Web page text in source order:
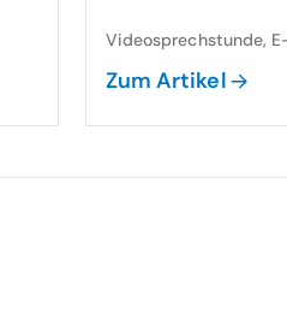
Videosprechstunde,
Zum Artikel